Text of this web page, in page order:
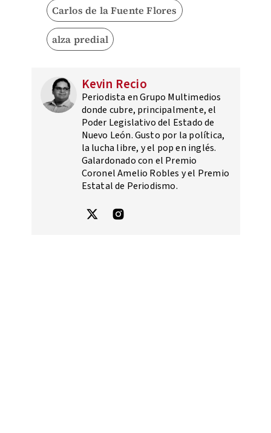
Carlos de la Fuente Flores
alza predial
Kevin Recio
Periodista en Grupo Multimedios
donde cubre, principalmente, el
Poder Legislativo del Estado de
Nuevo León. Gusto por la política,
la lucha libre, y el pop en inglés.
Galardonado con el Premio
Coronel Amelio Robles y el Premio
Estatal de Periodismo.